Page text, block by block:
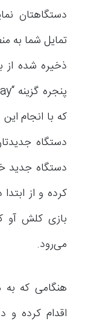
دستگاهتان
تمایل شما به
ذخیره شده از
که با انجام
دستگاه
دستگاه جدید
کرده و از
بازی کلش آو
می‌رود.
هنگامی که به
اقدام کرده و